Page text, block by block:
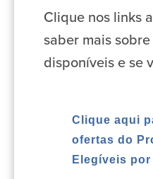
Clique nos links
saber mais
disponíveis e se
Clique aqui
ofertas do
Elegíveis por